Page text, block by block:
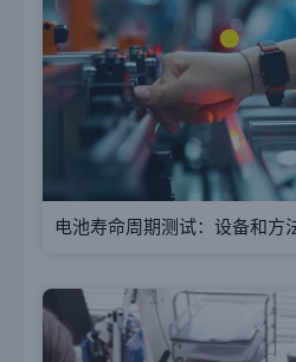
电池寿命周期测试：设备和方